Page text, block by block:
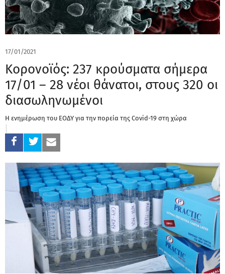
17/01/2021
Κορονοϊός: 237 κρούσματα σήμερα
17/01 – 28 νέοι θάνατοι, στους 320 οι
διασωληνωμένοι
Η ενημέρωση του ΕΟΔΥ για την πορεία της Covid-19 στη χώρα